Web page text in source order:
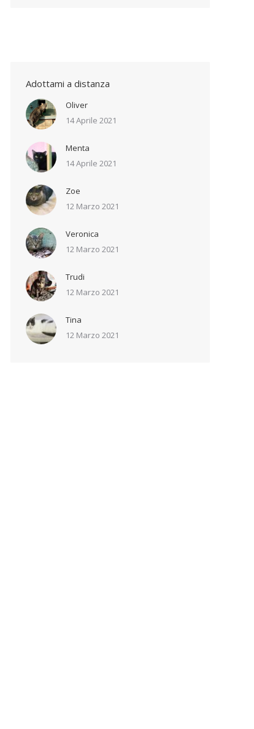
Adottami a distanza
Oliver
14 Aprile 2021
Menta
14 Aprile 2021
Zoe
12 Marzo 2021
Veronica
12 Marzo 2021
Trudi
12 Marzo 2021
Tina
12 Marzo 2021